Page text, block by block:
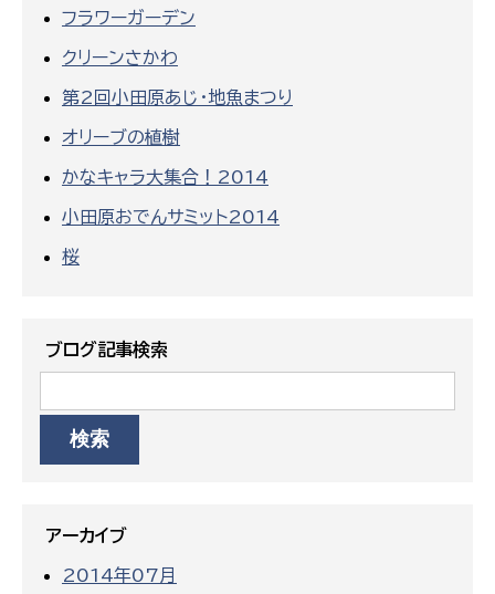
フラワーガーデン
クリーンさかわ
第2回小田原あじ・地魚まつり
オリーブの植樹
かなキャラ大集合！2014
小田原おでんサミット2014
桜
ブログ記事検索
アーカイブ
2014年07月